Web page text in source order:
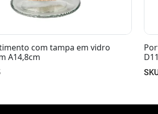
Porta mantimento em vidro com
D11,8cm A18,2cm